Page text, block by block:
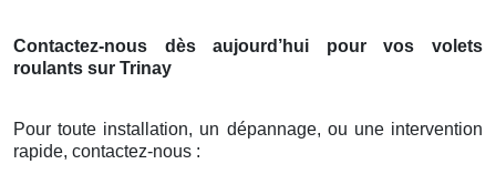
Contactez-nous dès aujourd’hui pour vos volets
roulants sur Trinay
Pour toute installation, un dépannage, ou une intervention
rapide, contactez-nous :